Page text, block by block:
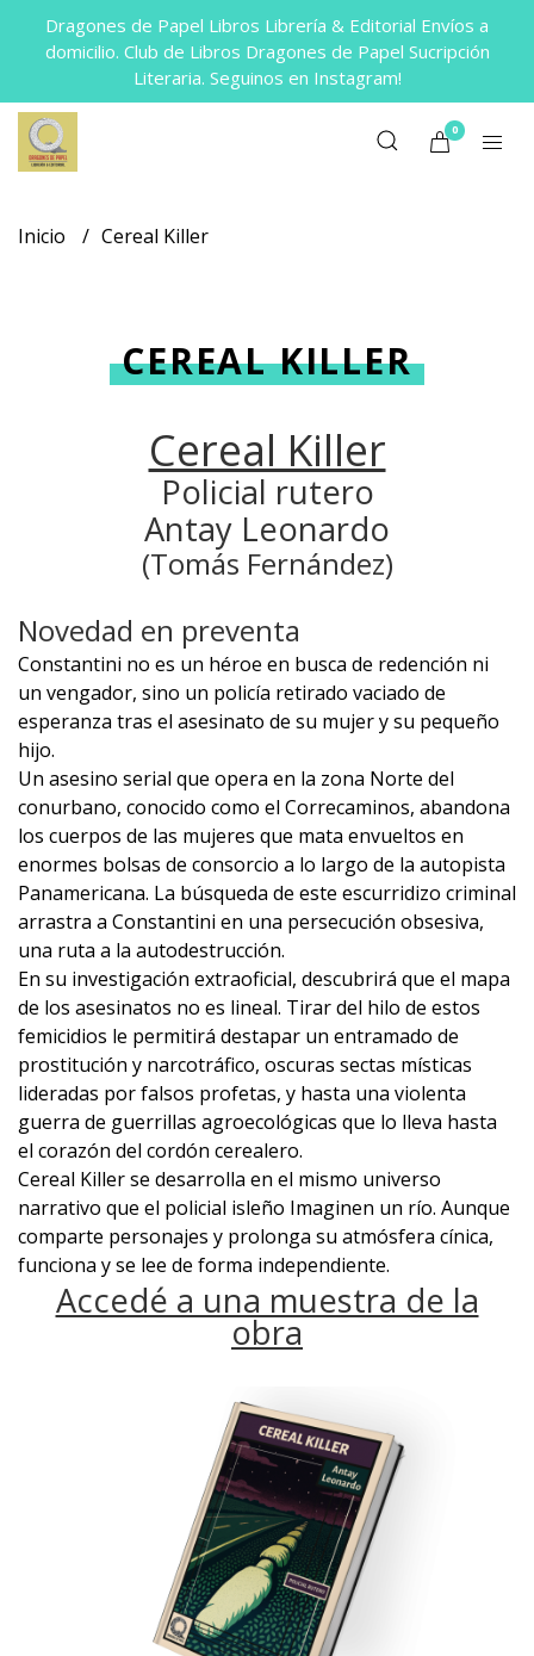
Dragones de Papel Libros Librería & Editorial Envíos a
domicilio. Club de Libros Dragones de Papel Sucripción
Literaria. Seguinos en Instagram!
0
Inicio Cereal Killer
CEREAL KILLER
Cereal Killer
Policial rutero
Antay Leonardo
(Tomás Fernández)
Novedad en preventa
Constantini no es un héroe en busca de redención ni
un vengador, sino un policía retirado vaciado de
esperanza tras el asesinato de su mujer y su pequeño
hijo.
Un asesino serial que opera en la zona Norte del
conurbano, conocido como el Correcaminos, abandona
los cuerpos de las mujeres que mata envueltos en
enormes bolsas de consorcio a lo largo de la autopista
Panamericana. La búsqueda de este escurridizo criminal
arrastra a Constantini en una persecución obsesiva,
una ruta a la autodestrucción.
En su investigación extraoficial, descubrirá que el mapa
de los asesinatos no es lineal. Tirar del hilo de estos
femicidios le permitirá destapar un entramado de
prostitución y narcotráfico, oscuras sectas místicas
lideradas por falsos profetas, y hasta una violenta
guerra de guerrillas agroecológicas que lo lleva hasta
el corazón del cordón cerealero.
Cereal Killer se desarrolla en el mismo universo
narrativo que el policial isleño Imaginen un río. Aunque
comparte personajes y prolonga su atmósfera cínica,
funciona y se lee de forma independiente.
Accedé a una muestra de la
obra